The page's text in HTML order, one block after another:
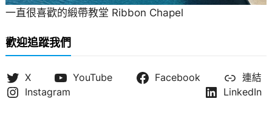
一直很喜歡的緞帶教堂 Ribbon Chapel
歡迎追蹤我們
X YouTube Facebook
連結
Instagram
LinkedIn